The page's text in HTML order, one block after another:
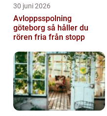
30 juni 2026
Avloppsspolning
göteborg så håller du
rören fria från stopp